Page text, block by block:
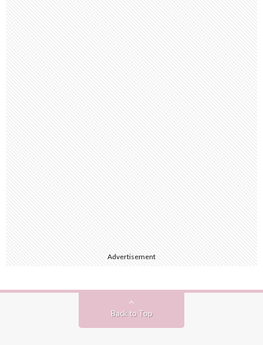
Advertisement
Back to Top